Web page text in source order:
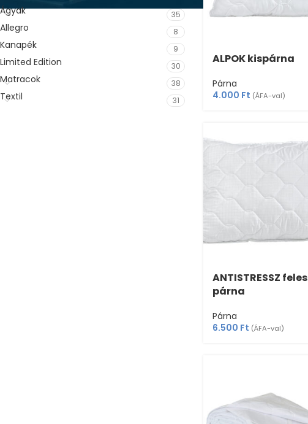
Ágyak 35
Allegro 8
Kanapék 9
Limited Edition 30
Matracok 38
Textil 31
ALPOK kispárna
Párna
4.000 Ft (ÁFA-val)
ANTISTRESSZ feles
párna
Párna
6.500 Ft (ÁFA-val)